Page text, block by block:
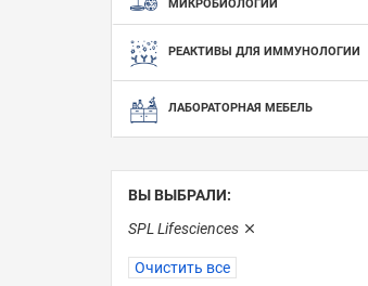
МИКРОБИОЛОГИИ
РЕАКТИВЫ ДЛЯ ИММУНОЛОГИИ
ЛАБОРАТОРНАЯ МЕБЕЛЬ
ВЫ ВЫБРАЛИ:
SPL Lifesciences
Очистить все